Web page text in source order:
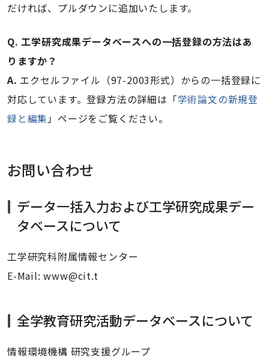
だければ、プルダウンに追加いたします。
Q. 工学研究成果データベースへの一括登録の方法はあ
りますか？
A. エクセルファイル（97-2003形式）からの一括登録に
対応しています。登録方法の詳細は「学術論文の新規登
録と編集」ページをご覧ください。
お問い合わせ
データ一括入力および工学研究成果デー
タベースについて
工学研究科附属情報センター
E-Mail: www@cit.t
全学教育研究活動データベースについて
情報環境機構 研究支援グループ